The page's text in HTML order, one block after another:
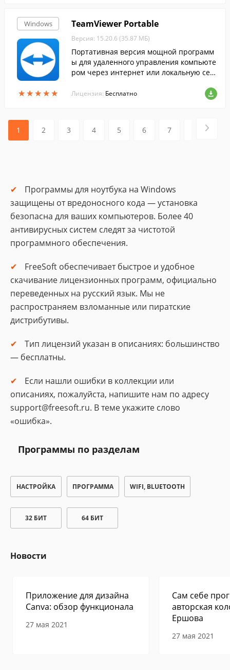
Windows
★★★★★
★★★★★
TeamViewer Portable
Версия: 15.20.6 (35.87 МБ)
Портативная версия мощной программ
ы для удаленного управления компьюте
ром через интернет или локальную сет
Лицензия: Бесплатно
1 2 3 4 5 6 7
Программы для ноутбука на Windows
защищены от вредоносного кода — установка
безопасна для ваших компьютеров. Более 40
антивирусных систем следят за чистотой
программного обеспечения.
FreeSoft обеспечивает быстрое и удобное
скачивание лицензионных программ, официально
переведенных на русский язык. Мы не
распространяем взломанные или пиратские
дистрибутивы.
Тип лицензий указан в описаниях: большинство
— бесплатны.
Если нашли ошибки в коллекции или
описаниях, пожалуйста, напишите нам по адресу
support@freesoft.ru. В теме укажите слово
«ошибка».
Программы по разделам
НАСТРОЙКА ПРОГРАММА WIFI, BLUETOOTH
32 БИТ 64 БИТ
Новости
Приложение для дизайна
Canva: обзор функционала
27 мая 2021
Сам себе
авторская
Ершова
27 мая 2021